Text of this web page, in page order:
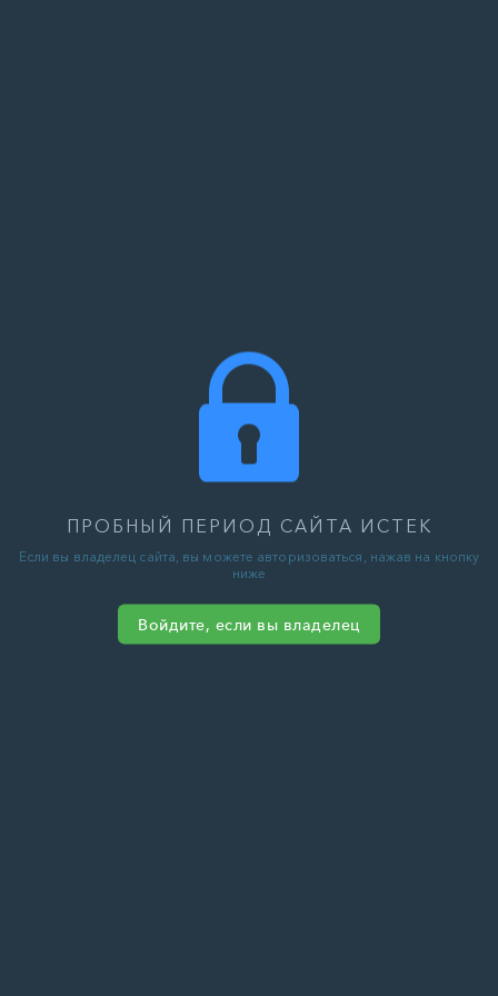
ПРОБНЫЙ ПЕРИОД САЙТА ИСТЕК
Если вы владелец сайта, вы можете авторизоваться, нажав на кнопку
ниже
Войдите, если вы владелец